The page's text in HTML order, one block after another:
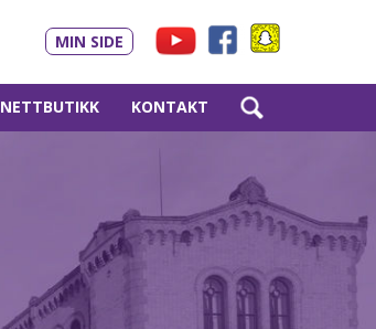
MIN SIDE
NETTBUTIKK KONTAKT